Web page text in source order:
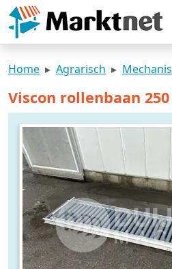
Home Agrarisch
Viscon rollenbaan